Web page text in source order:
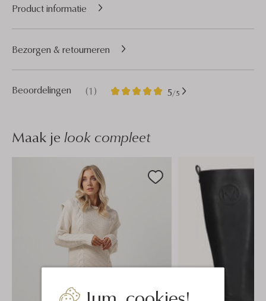
Product informatie
Beoordelingen (1) 5/5
1
5
Bezorgen & retourneren
Maak je look compleet